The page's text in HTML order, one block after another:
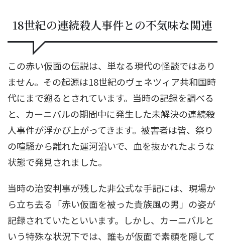
18世紀の連続殺人事件との不気味な関連
この赤い仮面の伝説は、単なる現代の怪談ではあり
ません。その起源は18世紀のヴェネツィア共和国時
代にまで遡るとされています。当時の記録を調べる
と、カーニバルの期間中に発生した未解決の連続殺
人事件が浮かび上がってきます。被害者は皆、祭り
の喧騒から離れた運河沿いで、血を抜かれたような
状態で発見されました。
当時の治安判事が残した非公式な手記には、現場か
ら立ち去る「赤い仮面を被った貴族風の男」の姿が
記録されていたといいます。しかし、カーニバルと
いう特殊な状況下では、誰もが仮面で素顔を隠して